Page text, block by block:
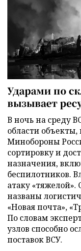
Ударами по
вызывает
В ночь на среду
области
Минобороны
сортировку и
назначения,
беспилотников.
атаку
названы
«Новая почта»,
По словам
узлов способно
поставок ВСУ.